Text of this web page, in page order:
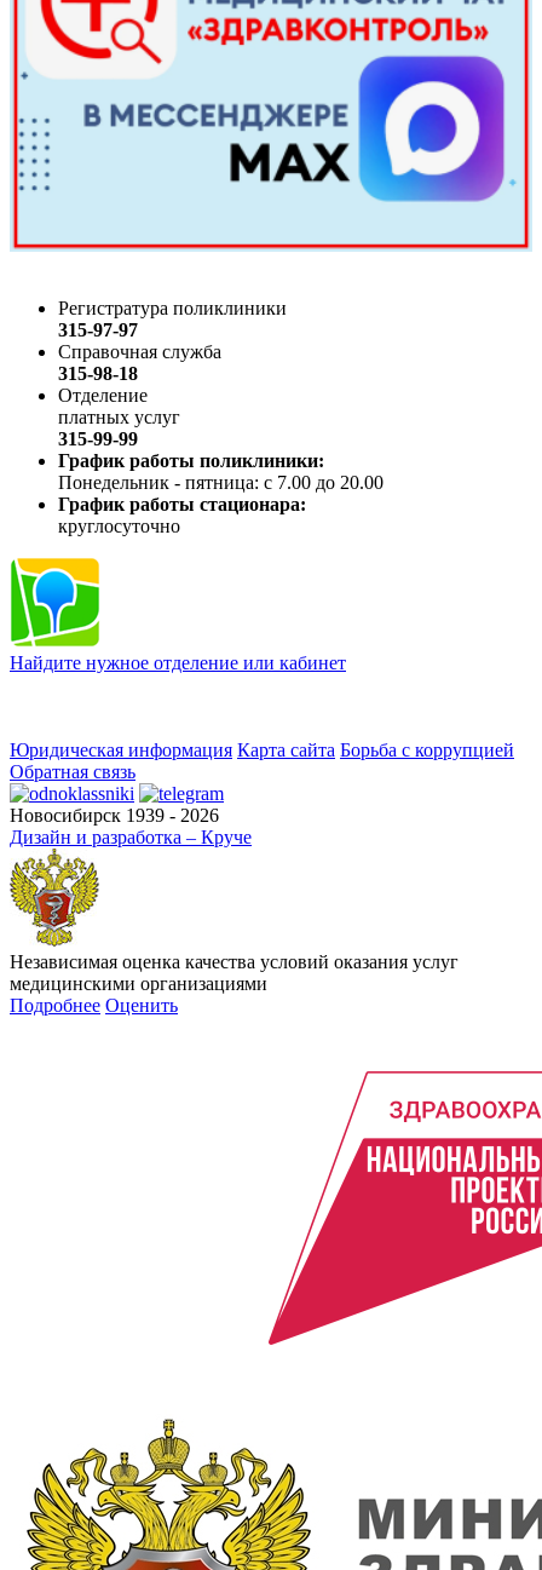
Регистратура поликлиники
315-97-97
Справочная служба
315-98-18
Отделение
платных услуг
315-99-99
График работы поликлиники:
Понедельник - пятница: с 7.00 до 20.00
График работы стационара:
круглосуточно
Найдите нужное отделение или кабинет
Юридическая информация Карта сайта Борьба с коррупцией
Обратная связь
Новосибирск 1939 - 2026
Дизайн и разработка – Круче
Независимая оценка качества условий оказания услуг
медицинскими организациями
Подробнее Оценить